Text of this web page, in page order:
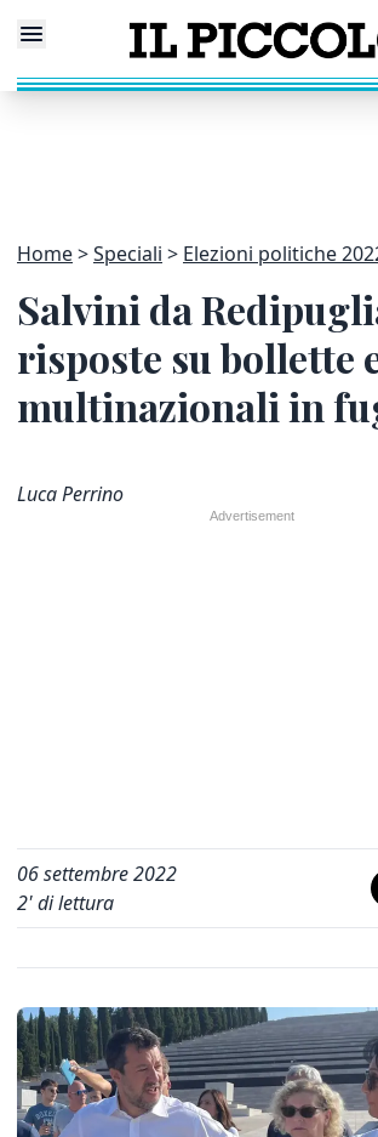
Home Speciali Elezioni politiche
Salvini da
risposte su bollette
multinazionali in
Luca Perrino
06 settembre 2022
2' di lettura